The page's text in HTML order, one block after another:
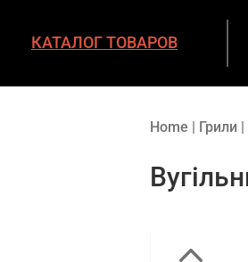
КАТАЛОГ ТОВАРОВ
ГАЗОВЫЕ ГРИЛИ
ЭЛЕКТРИЧЕСКИЕ
Home | Грили |